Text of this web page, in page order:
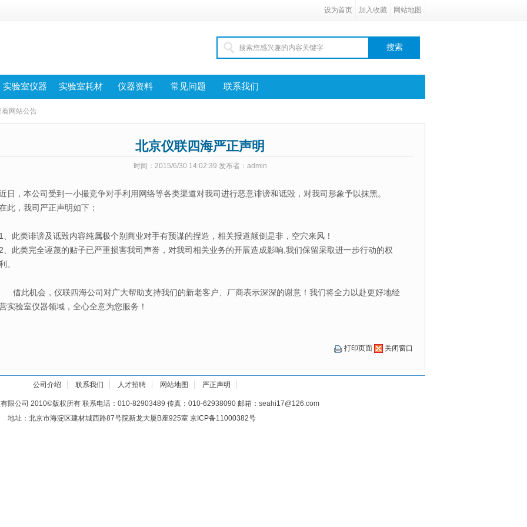
设为首页 加入收藏 网站地图
实验室仪器 实验室耗材 仪器资料 常见问题 联系我们
看网站公告
北京仪联四海严正声明
时间：2015/6/30 14:02:39 发布者：admin
日，本公司受到一小撮竞争对手利用网络等各类渠道对我司进行恶意诽谤和诋毁，对我司形象予以抹黑。
此，我司严正声明如下：
1、此类诽谤及诋毁内容纯属极个别商业对手有预谋的捏造，相关报道颠倒是非，空穴来风！
2、此类完全诬蔑的贴子已严重损害我司声誉，对我司相关业务的开展造成影响,我们保留采取进一步行动的权
。
借此机会，仪联四海公司对广大帮助支持我们的新老客户、厂商表示深深的谢意！我们将全力以赴更好地经
实验室仪器领域，全心全意为您服务！
打印页面 关闭窗口
公司介绍 联系我们 人才招聘 网站地图 严正声明
限公司 2010©版权所有 联系电话：010-82903489 传真：010-62938090 邮箱：seahi17@126.com
地址：北京市海淀区建材城西路87号院新龙大厦B座925室 京ICP备11000382号